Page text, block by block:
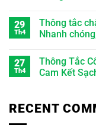
29
Th4
Thông tắc
Nhanh
27
Th4
Thông Tắc
Cam Kết
RECENT